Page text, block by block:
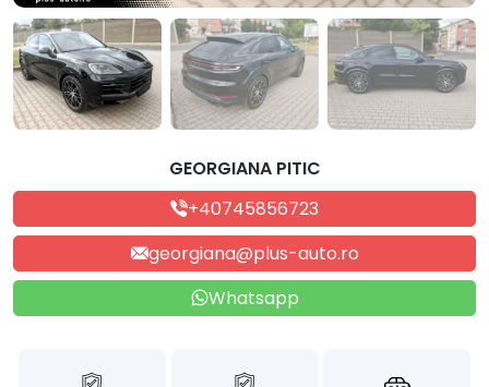
GEORGIANA PITIC
+40745856723
georgiana@plus-auto.ro
Whatsapp